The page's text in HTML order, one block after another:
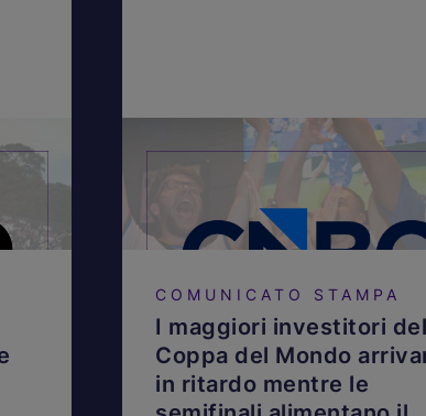
COMUNICATO STAMPA
I maggiori investitori
Coppa del Mondo
in ritardo mentre le